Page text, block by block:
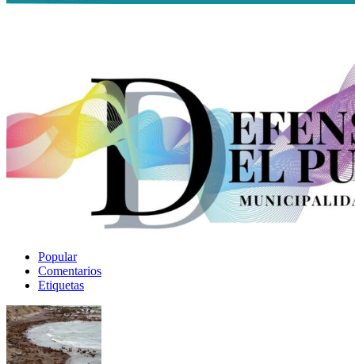
Popular
Comentarios
Etiquetas